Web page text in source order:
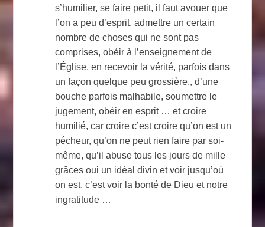
s’humilier, se faire petit, il faut avouer que
l’on a peu d’esprit, admettre un certain
nombre de choses qui ne sont pas
comprises, obéir à l’enseignement de
l’Église, en recevoir la vérité, parfois dans
un façon quelque peu grossière., d’une
bouche parfois malhabile, soumettre le
jugement, obéir en esprit … et croire
humilié, car croire c’est croire qu’on est un
pécheur, qu’on ne peut rien faire par soi-
même, qu’il abuse tous les jours de mille
grâces oui un idéal divin et voir jusqu’où
on est, c’est voir la bonté de Dieu et notre
ingratitude …